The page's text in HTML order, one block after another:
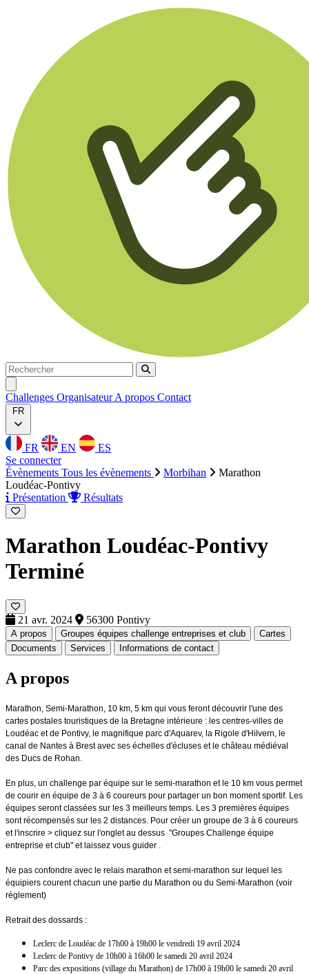
Rechercher
Rechercher
Challenges OrganisateurA propos Contact
FR
FR EN
ES
Se connecter
Évènements Tous les évènements Morbihan
Marathon
Loudéac-Pontivy
Présentation
Résultats
Marathon Loudéac-Pontivy
Terminé
21 avr. 2024 56300 Pontivy
A propos Groupes équipes challenge entreprises et club
Cartes
Documents
Services Informations de contact
A propos
Marathon, Semi-Marathon, 10 km, 5 km qui vous feront découvrir l'une des
cartes postales touristiques de la Bretagne intérieure : les centres-villes de
Loudéac et de Pontivy, le magnifique parc d'Aquarev, la Rigole d'Hilvern, le
canal de Nantes à Brest avec ses échelles d'écluses et le château médiéval
des Ducs de Rohan.
En plus, un challenge par équipe sur le semi-marathon et le 10 km vous permet
de courir en équipe de 3 à 6 coureurs pour partager un bon moment sportif. Les
équipes seront classées sur les 3 meilleurs temps. Les 3 premières équipes
sont récompensés sur les 2 distances. Pour créer un groupe de 3 à 6 coureurs
et l'inscrire > cliquez sur l'onglet au dessus "Groupes Challenge équipe
entreprise et club" et laissez vous guider .
Ne pas confondre avec le relais marathon et semi-marathon sur lequel les
équipiers courent chacun une partie du Marathon ou du Semi-Marathon (voir
réglement)
Retrait des dossards :
Leclerc de Loudéac de 17h00 à 19h00 le vendredi 19 avril 2024
Leclerc de Pontivy de 10h00 à 16h00 le samedi 20 avril 2024
Parc des expositions (village du Marathon) de 17h00 à 19h00 le samedi 20 avril